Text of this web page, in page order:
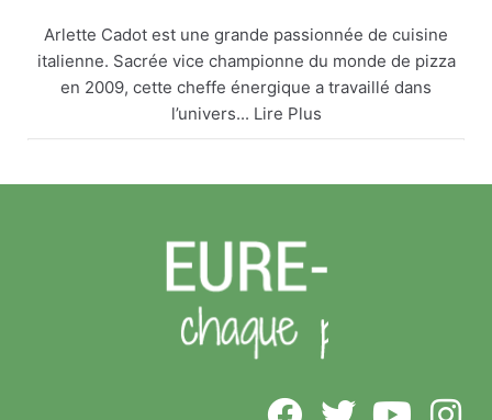
Arlette Cadot est une grande passionnée de cuisine
italienne. Sacrée vice championne du monde de pizza
en 2009, cette cheffe énergique a travaillé dans
l’univers... Lire Plus
meilleure-pizza.com
pizza en 2009, cette cheffe énergique a travaillé
dans l’univers... Lire Plus
Partager